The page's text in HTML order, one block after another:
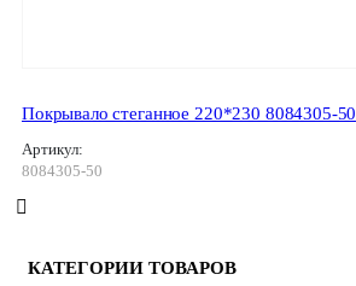
Покрывало стеганное 220*230 8084305-50
Артикул:
8084305-50
КАТЕГОРИИ ТОВАРОВ